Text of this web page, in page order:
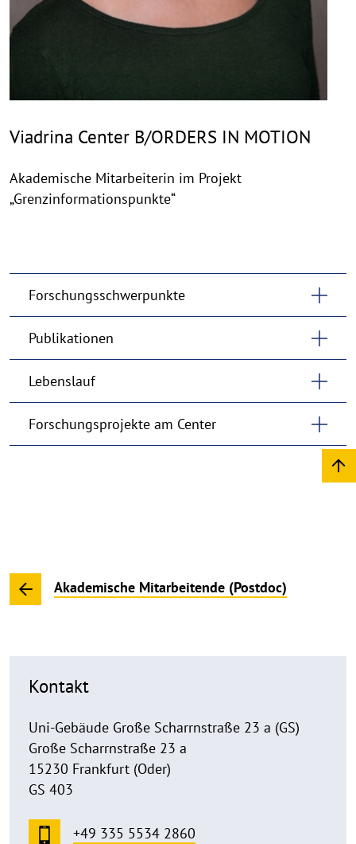
Viadrina Center B/ORDERS IN MOTION
Akademische Mitarbeiterin im Projekt
„Grenzinformationspunkte“
Forschungsschwerpunkte
Publikationen
Lebenslauf
Forschungsprojekte am Center
Akademische Mitarbeitende (Postdoc)
Kontakt
Uni-Gebäude Große Scharrnstraße 23 a (GS)
Große Scharrnstraße 23 a
15230 Frankfurt (Oder)
GS 403
+49 335 5534 2860